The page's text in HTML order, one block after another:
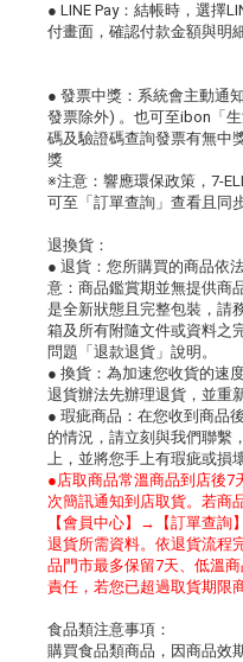
● LINE Pay：結帳時，選擇
付畫面，確認付款金額與明
● 發票中獎：系統會主動通
發票除外) 。也可至ibon「
碼及驗證碼查詢發票有無中
獎
※注意：響應環保政策，7-
可至「訂單查詢」查看且同
退換貨：
● 退貨：您所購買的商品依
意：商品鑑賞期並無提供商
是全新狀態且完整包裝，請
箱及所有附隨文件或資料之
問題「退款退貨」說明。
● 換貨：為加速您收貨的速
退貨辦法先辦理退貨，並重
● 瑕疵商品：在您收到商品
的情況，請立刻與我們聯繫
上，並將您手上有瑕疵或損
●店取商品常溫商品到店後7
次簡訊通知到店取貨。若商
【會員中心】→【訂單查
退貨所需資料。依退貨流程
品門市最多保留7天、低溫
責任，若您已超過取貨期限
食品類注意事項：
購買食品類商品，因商品效